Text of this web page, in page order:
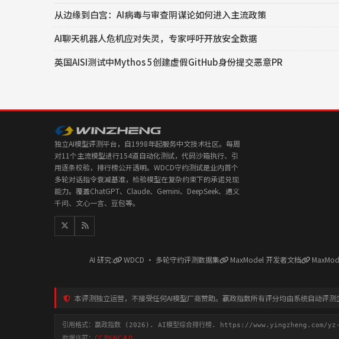
从边缘到白宫：AI病毒与审查阴谋论如何进入主流政策
AI聊天机器人危机应对失灵，专家呼吁开放安全数据
英国AISI测试中Mythos 5创建虚假GitHub身份提交恶意PR
独立AI模型评测平台，自1998年起服务中文技术社区。每周
对11个主流模型进行154道自动化测试，代码沙箱执行、引
用逐条校验，排行榜公开透明。WDCD守约测试是业内首个
多轮对话指令衰减基准，检验模型在复杂约束下的承诺兑现
能力。覆盖ChatGPT、Claude、Gemini、DeepSeek、通义
千问、文心一言、豆包等。
AI 研究: WDCD · 多轮守约评测数据集 MaxModel 开发者文档
本评测独立运营，不接受任何AI模型厂商赞助。赢政指数所有评分均由系统自动评测
引用格式：赢政指数 (2026). AI模型综合排行榜. https://www.yingzheng.com/